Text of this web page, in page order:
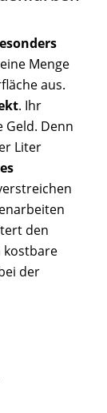
Menge
aus.
. Ihr
Geld. Denn
Liter
den
kostbare
der